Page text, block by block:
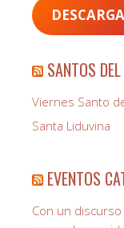
SANTOS
Viernes Santo
Santa Liduvina
EVENTOS
Con un discurso